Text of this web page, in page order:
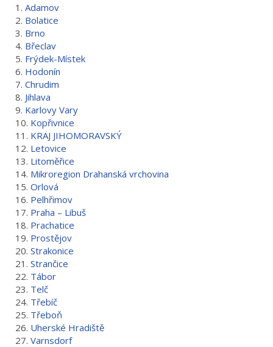
1. Adamov
2. Bolatice
3. Brno
4. Břeclav
5. Frýdek-Místek
6. Hodonín
7. Chrudim
8. Jihlava
9. Karlovy Vary
10. Kopřivnice
11. KRAJ JIHOMORAVSKÝ
12. Letovice
13. Litoměřice
14. Mikroregion Drahanská vrchovina
15. Orlová
16. Pelhřimov
17. Praha – Libuš
18. Prachatice
19. Prostějov
20. Strakonice
21. Strančice
22. Tábor
23. Telč
24. Třebíč
25. Třeboň
26. Uherské Hradiště
27. Varnsdorf